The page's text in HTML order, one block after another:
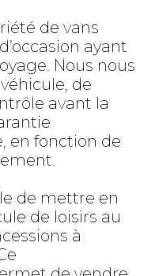
de vans
ayant
Nous nous
de
avant la
en fonction de
de mettre en
de loisirs au
à